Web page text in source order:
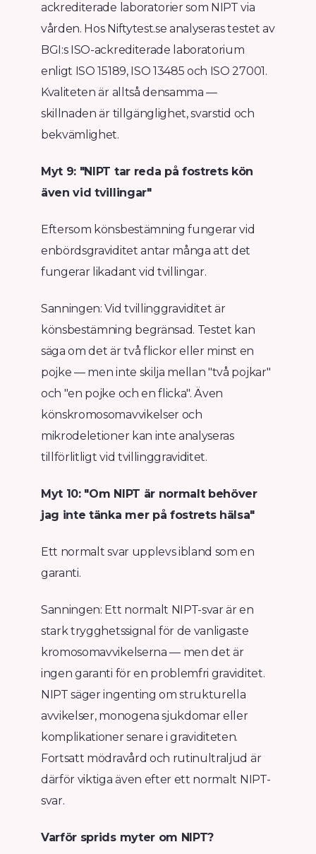
ackrediterade laboratorier som NIPT via
vården. Hos Niftytest.se analyseras testet av
BGI:s ISO-ackrediterade laboratorium
enligt ISO 15189, ISO 13485 och ISO 27001.
Kvaliteten är alltså densamma —
skillnaden är tillgänglighet, svarstid och
bekvämlighet.
Myt 9: "NIPT tar reda på fostrets kön
även vid tvillingar"
Eftersom könsbestämning fungerar vid
enbördsgraviditet antar många att det
fungerar likadant vid tvillingar.
Sanningen: Vid tvillinggraviditet är
könsbestämning begränsad. Testet kan
säga om det är två flickor eller minst en
pojke — men inte skilja mellan "två pojkar"
och "en pojke och en flicka". Även
könskromosomavvikelser och
mikrodeletioner kan inte analyseras
tillförlitligt vid tvillinggraviditet.
Myt 10: "Om NIPT är normalt behöver
jag inte tänka mer på fostrets hälsa"
Ett normalt svar upplevs ibland som en
garanti.
Sanningen: Ett normalt NIPT-svar är en
stark trygghetssignal för de vanligaste
kromosomavvikelserna — men det är
ingen garanti för en problemfri graviditet.
NIPT säger ingenting om strukturella
avvikelser, monogena sjukdomar eller
komplikationer senare i graviditeten.
Fortsatt mödravård och rutinultraljud är
därför viktiga även efter ett normalt NIPT-
svar.
Varför sprids myter om NIPT?